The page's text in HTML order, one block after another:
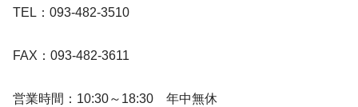
TEL：093-482-3510
FAX：093-482-3611
営業時間：10:30～18:30 年中無休